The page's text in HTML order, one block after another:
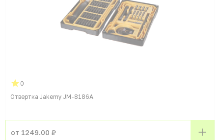
0
Отвертка Jakemy JM-8186A
от 1249.00 ₽